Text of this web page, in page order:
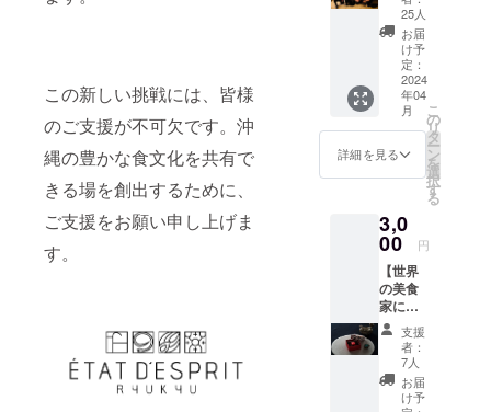
この新しい挑戦には、皆様
のご支援が不可欠です。沖
縄の豊かな食文化を共有で
きる場を創出するために、
ご支援をお願い申し上げま
す。
ジャパンタ
イムズ
キューブの
日本人が選
ぶ、世界の
人々のため
の、日本の
Japan Times
Destination
Restaurants
2021」の10
選に選出
フランスの
グルメ雑誌
ターン
は要ら
ない！
ただた
だ応援
る！」
という
方がい
たら宜
しくお
ます。
・お礼
メール
25人
お届
け予
定：
2024
年04
月
詳細を見る
こ
の
リ
タ
ー
ン
を
選
択
す
る
3,0
00 円
【世界
の美食
家に豆
腐餻を
食べて
もらう
券】 今
回料理
支援
者：
7人
お届
け予